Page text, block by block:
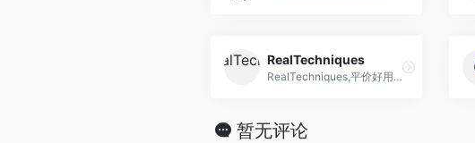
RealTechniques
RealTechniques,平价好用性价比高的化妆工具品牌之一
暂无评论